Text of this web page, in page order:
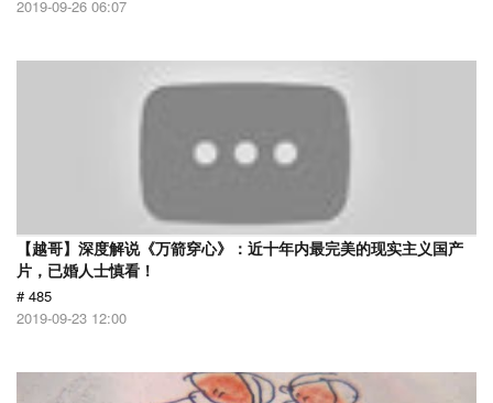
2019-09-26 06:07
【越哥】深度解说《万箭穿心》：近十年内最完美的现实主义国产
片，已婚人士慎看！
# 485
2019-09-23 12:00